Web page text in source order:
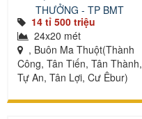
THƯỞNG - TP BMT
14 tỉ 500 triệu
24x20 mét
, Buôn Ma Thuột(Thành
Công, Tân Tiến, Tân Thành,
Tự An, Tân Lợi, Cư Êbur)